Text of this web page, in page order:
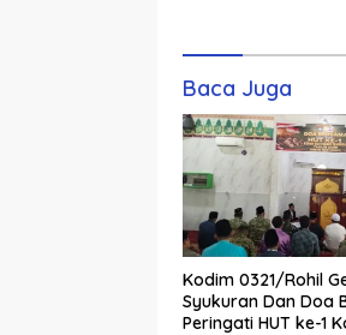
Komentar
Baca Juga
Kodim 0321/Rohil
Syukuran Dan Doa
Peringati HUT ke-1